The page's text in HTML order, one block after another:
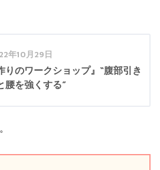
年10月29日
りのワークショップ』“腹部引き
腰を強くする”